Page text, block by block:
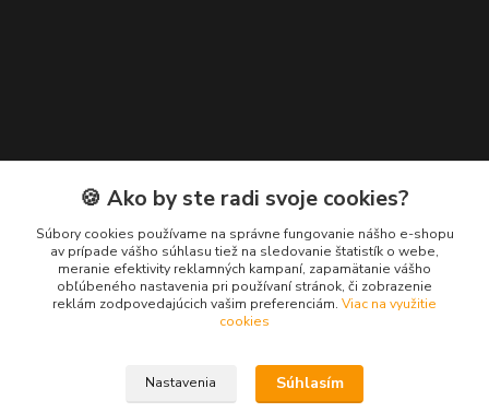
Kontakty
Zákaznícka podpora EuroNáradie
+421 911 629 846
(Po-Pia, 8-16 hod.)
info@euronaradie.sk
🍪 Ako by ste radi svoje cookies?
Súbory cookies používame na správne fungovanie nášho e-shopu
av prípade vášho súhlasu tiež na sledovanie štatistík o webe,
meranie efektivity reklamných kampaní, zapamätanie vášho
obľúbeného nastavenia pri používaní stránok, či zobrazenie
reklám zodpovedajúcich vašim preferenciám. Viac na využitie
cookies
Nastavenia Súhlasím